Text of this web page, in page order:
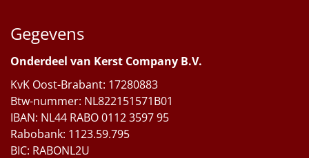
Gegevens
Onderdeel van Kerst Company B.V.
KvK Oost-Brabant: 17280883
Btw-nummer: NL822151571B01
IBAN: NL44 RABO 0112 3597 95
Rabobank: 1123.59.795
BIC: RABONL2U